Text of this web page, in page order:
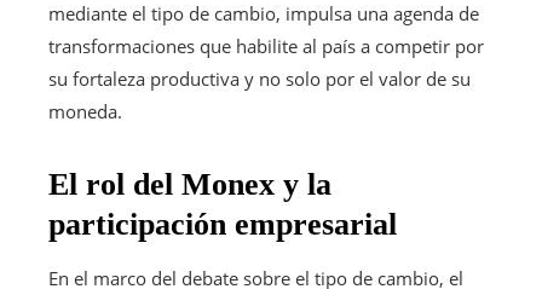
mediante el tipo de cambio, impulsa una agenda de
transformaciones que habilite al país a competir por
su fortaleza productiva y no solo por el valor de su
moneda.
El rol del Monex y la
participación empresarial
En el marco del debate sobre el tipo de cambio, el